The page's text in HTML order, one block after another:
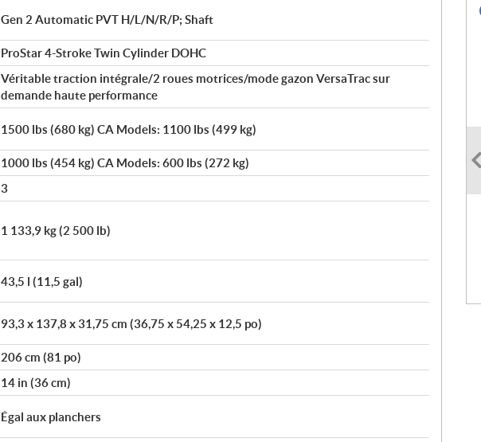
Gen 2 Automatic PVT H/L/N/R/P; Shaft
ProStar 4-Stroke Twin Cylinder DOHC
Véritable traction intégrale/2 roues motrices/mode gazon VersaTrac sur
demande haute performance
1500 lbs (680 kg) CA Models: 1100 lbs (499 kg)
1000 lbs (454 kg) CA Models: 600 lbs (272 kg)
3
1 133,9 kg (2 500 lb)
43,5 l (11,5 gal)
93,3 x 137,8 x 31,75 cm (36,75 x 54,25 x 12,5 po)
206 cm (81 po)
14 in (36 cm)
Égal aux planchers